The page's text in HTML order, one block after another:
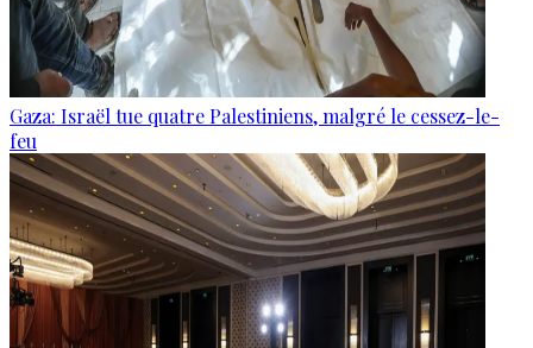
Gaza: Israël tue quatre Palestiniens, malgré le cessez-le-
feu